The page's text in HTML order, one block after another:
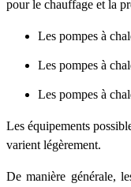
pour le chauffage et la
Les pompes à
Les pompes à
Les pompes à
Les équipements
varient légèrement.
De manière générale,